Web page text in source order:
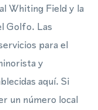
Whiting Field y la
Golfo. Las
para el
y
aquí. Si
un número local